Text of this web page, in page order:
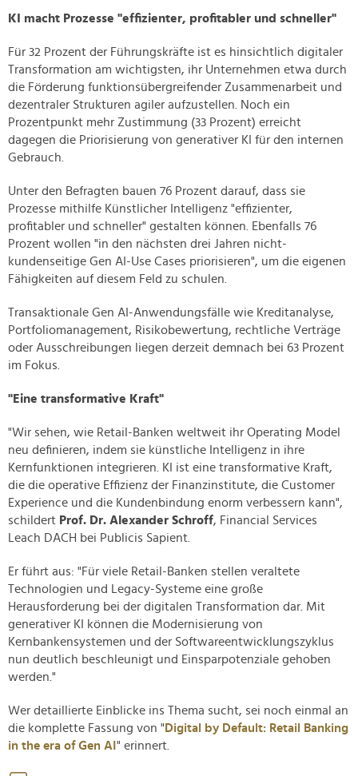
KI macht Prozesse "effizienter, profitabler und schneller"
Für 32 Prozent der Führungskräfte ist es hinsichtlich digitaler
Transformation am wichtigsten, ihr Unternehmen etwa durch
die Förderung funktionsübergreifender Zusammenarbeit und
dezentraler Strukturen agiler aufzustellen. Noch ein
Prozentpunkt mehr Zustimmung (33 Prozent) erreicht
dagegen die Priorisierung von generativer KI für den internen
Gebrauch.
Unter den Befragten bauen 76 Prozent darauf, dass sie
Prozesse mithilfe Künstlicher Intelligenz "effizienter,
profitabler und schneller" gestalten können. Ebenfalls 76
Prozent wollen "in den nächsten drei Jahren nicht-
kundenseitige Gen AI-Use Cases priorisieren", um die eigenen
Fähigkeiten auf diesem Feld zu schulen.
Transaktionale Gen AI-Anwendungsfälle wie Kreditanalyse,
Portfoliomanagement, Risikobewertung, rechtliche Verträge
oder Ausschreibungen liegen derzeit demnach bei 63 Prozent
im Fokus.
"Eine transformative Kraft"
"Wir sehen, wie Retail-Banken weltweit ihr Operating Model
neu definieren, indem sie künstliche Intelligenz in ihre
Kernfunktionen integrieren. KI ist eine transformative Kraft,
die die operative Effizienz der Finanzinstitute, die Customer
Experience und die Kundenbindung enorm verbessern kann",
schildert Prof. Dr. Alexander Schroff, Financial Services
Leach DACH bei Publicis Sapient.
Er führt aus: "Für viele Retail-Banken stellen veraltete
Technologien und Legacy-Systeme eine große
Herausforderung bei der digitalen Transformation dar. Mit
generativer KI können die Modernisierung von
Kernbankensystemen und der Softwareentwicklungszyklus
nun deutlich beschleunigt und Einsparpotenziale gehoben
werden."
Wer detaillierte Einblicke ins Thema sucht, sei noch einmal an
die komplette Fassung von " Digital by Default: Retail Banking
in the era of Gen AI " erinnert.